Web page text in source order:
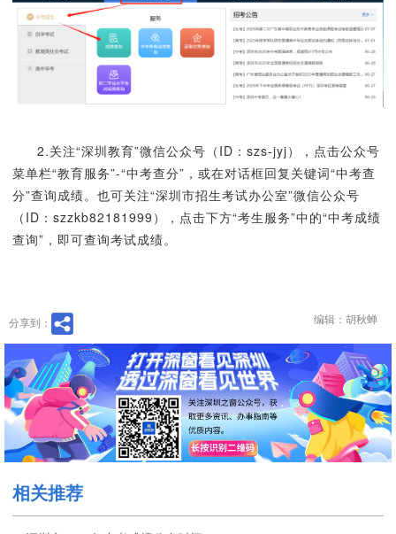
2.关注“深圳教育”微信公众号（ID：szs-jyj），点击公众号
菜单栏“教育服务”-“中考查分”，或在对话框回复关键词“中考查
分”查询成绩。也可关注“深圳市招生考试办公室”微信公众号
（ID：szzkb82181999），点击下方“考生服务”中的“中考成绩
查询”，即可查询考试成绩。
分享到： 编辑：胡秋蝉
相关推荐